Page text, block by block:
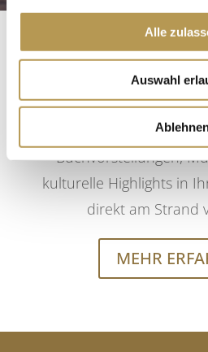
Alle
Auswahl
Musik,
UNSER
Buchvorstellungen,
kulturelle Highlights in
direkt am Strand
MEHR